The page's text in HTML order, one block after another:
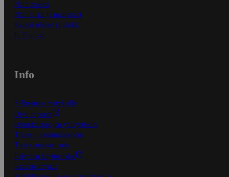
Näin maksat
Näin tilaat ja muokkaat
Kaikki ohjeet ja vinkit
In English
Info
S-Business yrityksille
Oiva-raportit
Osuuskauppojen yhteystiedot
Tilaus- ja toimitusehdot
Tietosuojakäytäntö
Palvelun käyttöehdot
Saavutettavuus